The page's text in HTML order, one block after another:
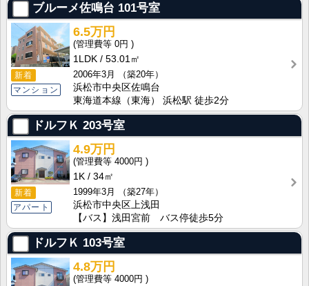
ブルーメ佐鳴台 101号室
新着
マンション
6.5万円
0円
1LDK
53.01㎡
2006年3月
（築20年）
浜松市中央区佐鳴台
東海道本線（東海） 浜松駅 徒歩2分
ドルフＫ 203号室
新着
アパート
4.9万円
4000円
1K
34㎡
1999年3月
（築27年）
浜松市中央区上浅田
【バス】浅田宮前 バス停徒歩5分
ドルフＫ 103号室
4.8万円
4000円